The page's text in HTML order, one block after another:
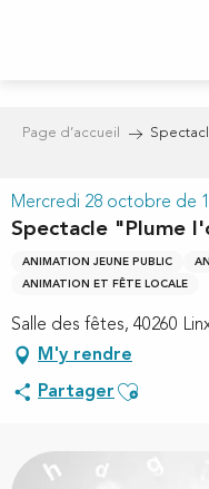
Page d’accueil
Mercredi 28 octobre de
Spectacle "Plume
ANIMATION JEUNE PUBLIC
ANIMATION ET FÊTE LOCALE
Salle des fêtes, 40260
M'y rendre
Partager Ajouter aux